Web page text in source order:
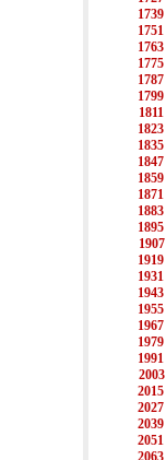
1739
1751
1763
1775
1787
1799
1811
1823
1835
1847
1859
1871
1883
1895
1907
1919
1931
1943
1955
1967
1979
1991
2003
2015
2027
2039
2051
2063